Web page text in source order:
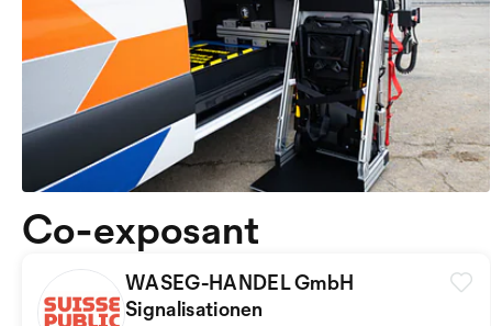
WASEG-HANDEL GmbH
Signalisationen
Co-exposant